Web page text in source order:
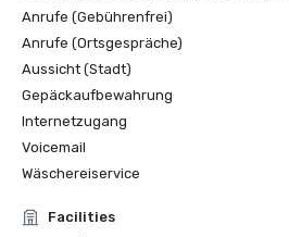
Anrufe (Gebührenfrei)
Anrufe (Ortsgespräche)
Aussicht (Stadt)
Gepäckaufbewahrung
Internetzugang
Voicemail
Wäschereiservice
Facilities